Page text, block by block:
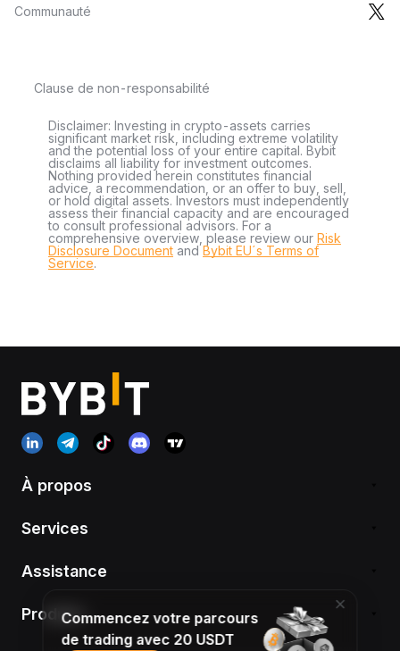
Communauté
Clause de non-responsabilité
Disclaimer: Investing in crypto-assets carries
significant market risk, including extreme volatility
and the potential loss of your entire capital. Bybit
disclaims all liability for investment outcomes.
Nothing provided herein constitutes financial
advice, a recommendation, or an offer to buy, sell,
or hold digital assets. Investors must independently
assess their financial capacity and are encouraged
to consult professional advisors. For a
comprehensive overview, please review our Risk
Disclosure Document andBybit EU´s Terms of
Service.
À propos
Services
Assistance
ProduitsCommencez votre parcours
de trading avec 20 USDT